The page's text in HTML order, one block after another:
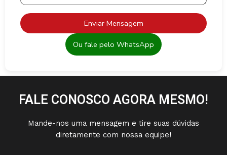
Enviar Mensagem
Ou fale pelo WhatsApp
FALE CONOSCO AGORA MESMO!
Mande-nos uma mensagem e tire suas dúvidas
diretamente com nossa equipe!